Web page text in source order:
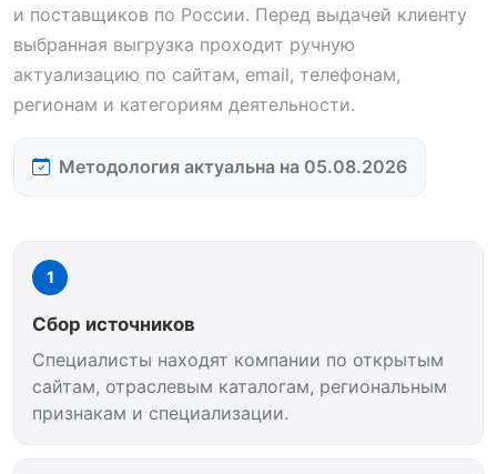
и поставщиков по России. Перед выдачей клиенту
выбранная выгрузка проходит ручную
актуализацию по сайтам, email, телефонам,
регионам и категориям деятельности.
Методология актуальна на 05.08.2026
1
Сбор источников
Специалисты находят компании по открытым
сайтам, отраслевым каталогам, региональным
признакам и специализации.